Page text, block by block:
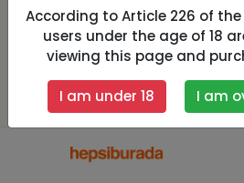
19,87 USD
Add to cart
According to Article 226 of the
users under the age of 18
viewing this page and
I am under 18 I am